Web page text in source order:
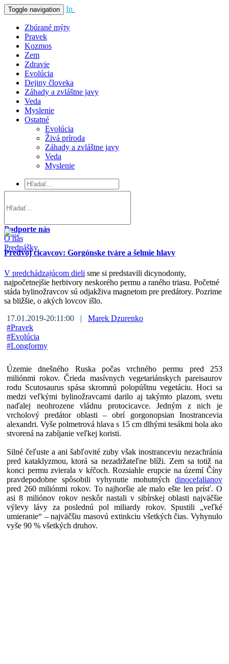
Toggle navigation In
Zbúrané mýty
Pravek
Kozmos
Zem
Zdravie
Evolúcia
Dejiny človeka
Záhady a zvláštne javy
Veda
Myslenie
Ostatné
Evolúcia
Živá príroda
Záhady a zvláštne javy
Veda
Myslenie
Podporte nás
O nás
Prednášky
Predvoj cicavcov: Gorgónske tváre a šelmie hlavy
V predchádzajúcom dieli sme si predstavili dicynodonty,
najpočetnejšie herbivory neskorého permu a raného triasu. Početné
stáda bylinožravcov sú odjakživa magnetom pre predátory. Pozrime
sa bližšie, o akých lovcov išlo.
17.01.2019-20:11:00 | Marek Dzurenko
#Pravek
#Evolúcia
#Longformy
Územie dnešného Ruska počas vrchného permu pred 253
miliónmi rokov. Črieda masívnych vegetariánskych pareisaurov
rodu Scutosaurus spása skromnú polopúštnu vegetáciu. Hoci sa
medzi veľkými bylinožravcami darilo aj takýmto plazom, svetu
naďalej neohrozene vládnu protocicavce. Jedným z nich je
vrcholový predátor oblasti – obrí gorgonopsian Inostrancevia
alexandri. Vyše polmetrová hlava s 15 cm dlhými tesákmi bola ako
stvorená na zabíjanie veľkej koristi.
Silné čeľuste a ani šabľovité zuby však inostranceviu nezachránia
pred kataklyzmou, ktorá sa nezadržateľne blíži. Zem sa totiž na
konci permu zvierala v kŕčoch. Rozsiahle erupcie na území Číny
pravdepodobne spôsobili vyhynutie mohutných dinocefalianov
pred 260 miliónmi rokov. To najhoršie ale malo ešte len prísť. O
asi 8 miliónov rokov neskôr nastali v sibírskej oblasti najväčšie
výlevy lávy za poslednú pol miliardy rokov. Spustili „veľké
umieranie“ – najväčšiu masovú extinkciu všetkých čias. Vyhynulo
vyše 90 % všetkých druhov.